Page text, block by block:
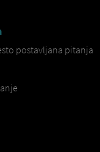
postavljana pitanja